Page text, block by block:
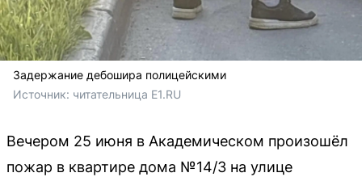
Задержание дебошира полицейскими
Источник: читательница E1.RU
Вечером 25 июня в Академическом произошёл
пожар в квартире дома №14/3 на улице